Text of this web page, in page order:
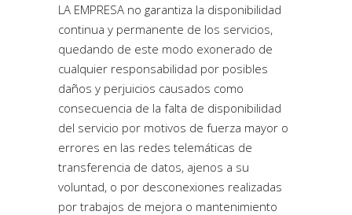
LA EMPRESA no garantiza la disponibilidad
continua y permanente de los servicios,
quedando de este modo exonerado de
cualquier responsabilidad por posibles
daños y perjuicios causados como
consecuencia de la falta de disponibilidad
del servicio por motivos de fuerza mayor o
errores en las redes telemáticas de
transferencia de datos, ajenos a su
voluntad, o por desconexiones realizadas
por trabajos de mejora o mantenimiento